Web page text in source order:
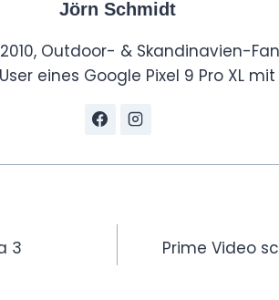
Jörn Schmidt
Outdoor- & Skandinavien-
eines Google Pixel 9 Pro XL mit
3
Prime Video